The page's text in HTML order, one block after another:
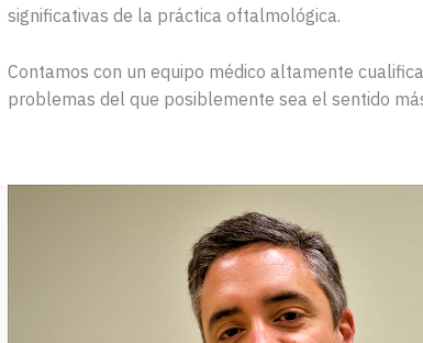
significativas de la práctica oftalmológica.
Contamos con un equipo médico altamente
problemas del que posiblemente sea el sentido